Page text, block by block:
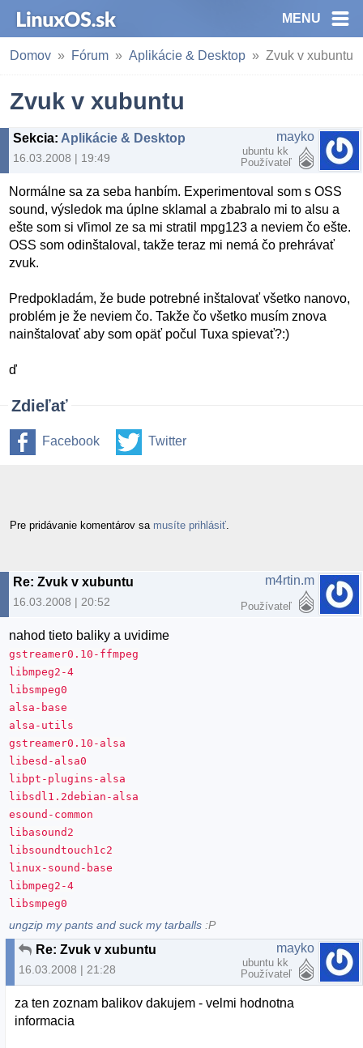
MENU
Domov Fórum Aplikácie & Desktop Zvuk v xubuntu
Zvuk v xubuntu
Sekcia: Aplikácie & Desktop
16.03.2008 | 19:49
mayko
ubuntu kk
Používateľ
Normálne sa za seba hanbím. Experimentoval som s OSS
sound, výsledok ma úplne sklamal a zbabralo mi to alsu a
ešte som si vľimol ze sa mi stratil mpg123 a neviem čo ešte.
OSS som odinštaloval, takže teraz mi nemá čo prehrávať
zvuk.
Predpokladám, že bude potrebné inštalovať všetko nanovo,
problém je že neviem čo. Takže čo všetko musím znova
nainštalovať aby som opäť počul Tuxa spievať?:)
ď
Zdieľať
Facebook Twitter
Pre pridávanie komentárov sa musíte prihlásiť
Re: Zvuk v xubuntu
16.03.2008 | 20:52
m4rtin.m
Používateľ
nahod tieto baliky a uvidime
gstreamer0.10-ffmpeg
libmpeg2-4
libsmpeg0
alsa-base
alsa-utils
gstreamer0.10-alsa
libesd-alsa0
libpt-plugins-alsa
libsdl1.2debian-alsa
esound-common
libasound2
libsoundtouch1c2
linux-sound-base
libmpeg2-4
libsmpeg0
ungzip my pants and suck my tarballs :P
Re: Zvuk v xubuntu
16.03.2008 | 21:28
mayko
ubuntu kk
Používateľ
za ten zoznam balikov dakujem - velmi hodnotna
informacia